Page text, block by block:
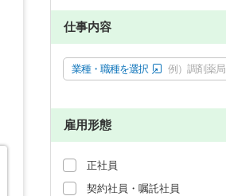
仕事内容
業種・職種を選択 例）調剤薬局
雇用形態
正社員
契約社員・嘱託社員